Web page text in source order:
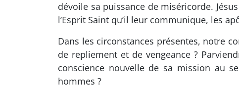
dévoile sa puissance de miséricorde.
l’Esprit Saint qu’il leur communique, les
Dans les circonstances présentes, notre
de repliement et de vengeance ?
conscience nouvelle de sa mission au
hommes ?